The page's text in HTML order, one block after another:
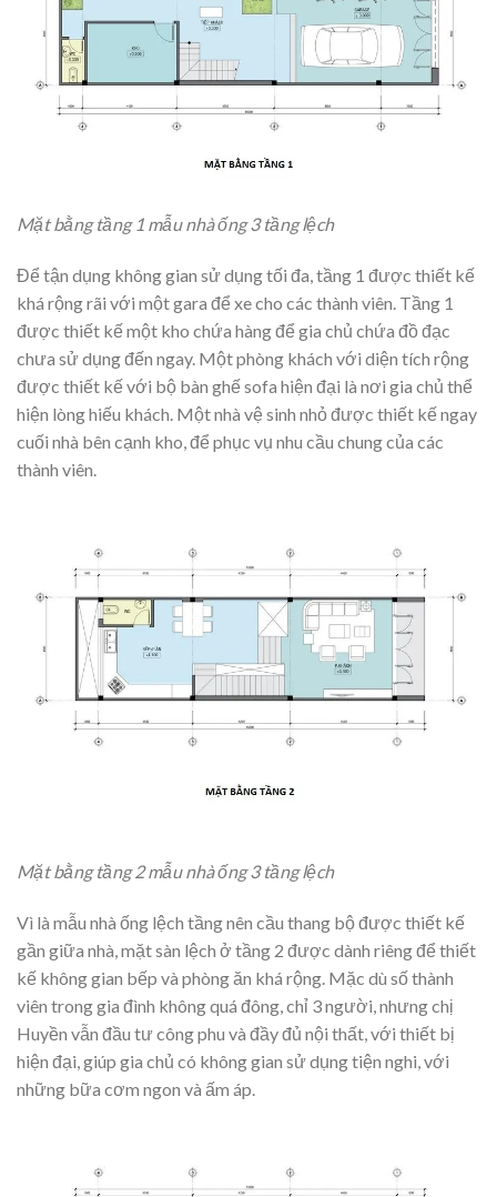
Mặt bằng tầng 1 mẫu nhà ống 3 tầng lệch
Để tận dụng không gian sử dụng tối đa, tầng 1 được thiết kế
khá rộng rãi với một gara để xe cho các thành viên. Tầng 1
được thiết kế một kho chứa hàng để gia chủ chứa đồ đạc
chưa sử dụng đến ngay. Một phòng khách với diện tích rộng
được thiết kế với bộ bàn ghế sofa hiện đại là nơi gia chủ thể
hiện lòng hiếu khách. Một nhà vệ sinh nhỏ được thiết kế ngay
cuối nhà bên cạnh kho, để phục vụ nhu cầu chung của các
thành viên.
Mặt bằng tầng 2 mẫu nhà ống 3 tầng lệch
Vì là mẫu nhà ống lệch tầng nên cầu thang bộ được thiết kế
gần giữa nhà, mặt sàn lệch ở tầng 2 được dành riêng để thiết
kế không gian bếp và phòng ăn khá rộng. Mặc dù số thành
viên trong gia đình không quá đông, chỉ 3 người, nhưng chị
Huyền vẫn đầu tư công phu và đầy đủ nội thất, với thiết bị
hiện đại, giúp gia chủ có không gian sử dụng tiện nghi, với
những bữa cơm ngon và ấm áp.